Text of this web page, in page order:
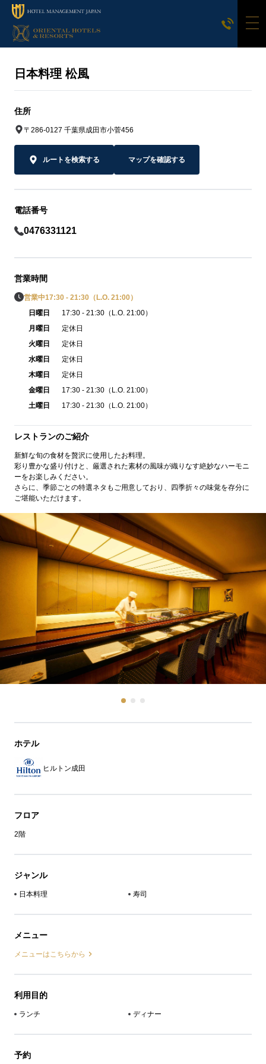
日本料理 松風
住所
〒286-0127 千葉県成田市小菅456
ルートを検索する マップを確認する
電話番号
0476331121
営業時間
営業中17:30 - 21:30（L.O. 21:00）
日曜日
17:30 - 21:30（L.O. 21:00）
月曜日
定休日
火曜日
定休日
水曜日
定休日
木曜日
定休日
金曜日
17:30 - 21:30（L.O. 21:00）
土曜日
17:30 - 21:30（L.O. 21:00）
レストランのご紹介
新鮮な旬の食材を贅沢に使用したお料理。
彩り豊かな盛り付けと、厳選された素材の風味が織りなす絶妙なハーモニ
ーをお楽しみください。
さらに、季節ごとの特選ネタもご用意しており、四季折々の味覚を存分に
ご堪能いただけます。
ホテル
ヒルトン成田
フロア
2階
ジャンル
日本料理 寿司
メニュー
メニューはこちらから
利用目的
ランチ ディナー
予約